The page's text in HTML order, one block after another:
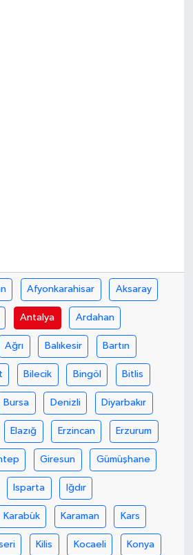
Afyonkarahisar Aksaray
Antalya Ardahan
Ağrı Balıkesir Bartın
Bilecik Bingöl Bitlis
Bursa Denizli Diyarbakır
Elazığ Erzincan Erzurum
Giresun Gümüşhane
Isparta Iğdır
Karabük Karaman Kars
Kilis Kocaeli Konya